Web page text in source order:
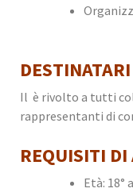
DESTINATARI
Il è rivolto a tutti
rappresentanti di
REQUISITI
Età: 18°